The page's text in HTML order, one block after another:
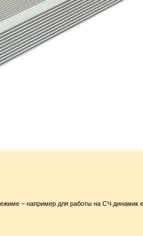
– например для работы на СЧ динамик